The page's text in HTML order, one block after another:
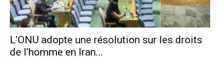
L’ONU adopte une résolution sur les droits
de l’homme en Iran...